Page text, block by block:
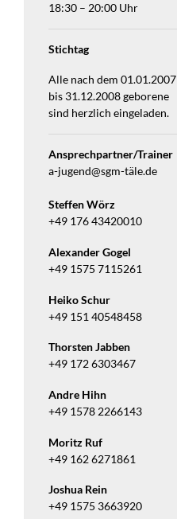
18:30 – 20:00 Uhr
Stichtag
Alle nach dem 01.01.2007
bis 31.12.2008 geborene
sind herzlich eingeladen.
Ansprechpartner/Trainer
a-jugend@sgm-täle.de
Steffen Wörz
+49 176 43420010
Alexander Gogel
+49 1575 7115261
Heiko Schur
+49 151 40548458
Thorsten Jabben
+49 172 6303467
Andre Hihn
+49 1578 2266143
Moritz Ruf
+49 162 6271861
Joshua Rein
+49 1575 3663920